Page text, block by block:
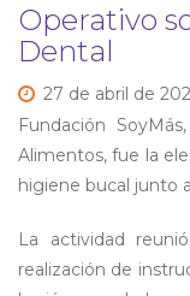
Operativo
Dental
27 de abril de
Fundación
Alimentos, fue la
higiene bucal junto
La actividad
realización de